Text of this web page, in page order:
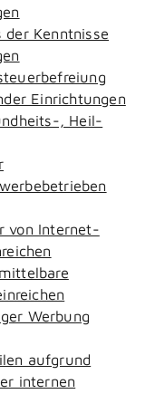
der Kenntnisse
Einrichtungen
, Heil-
von Internet-
Werbung
aufgrund
internen